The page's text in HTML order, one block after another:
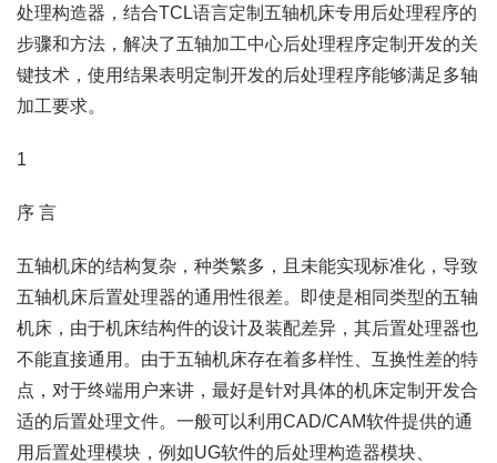
处理构造器，结合TCL语言定制五轴机床专用后处理程序的
步骤和方法，解决了五轴加工中心后处理程序定制开发的关
键技术，使用结果表明定制开发的后处理程序能够满足多轴
加工要求。
1
序 言
五轴机床的结构复杂，种类繁多，且未能实现标准化，导致
五轴机床后置处理器的通用性很差。即使是相同类型的五轴
机床，由于机床结构件的设计及装配差异，其后置处理器也
不能直接通用。由于五轴机床存在着多样性、互换性差的特
点，对于终端用户来讲，最好是针对具体的机床定制开发合
适的后置处理文件。一般可以利用CAD/CAM软件提供的通
用后置处理模块，例如UG软件的后处理构造器模块、